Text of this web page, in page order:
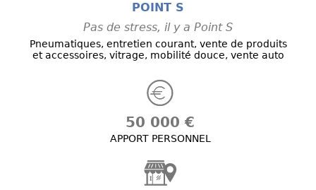
POINT S
Pas de stress, il y a Point S
Pneumatiques, entretien courant, vente de produits
et accessoires, vitrage, mobilité douce, vente auto
50 000 €
APPORT PERSONNEL